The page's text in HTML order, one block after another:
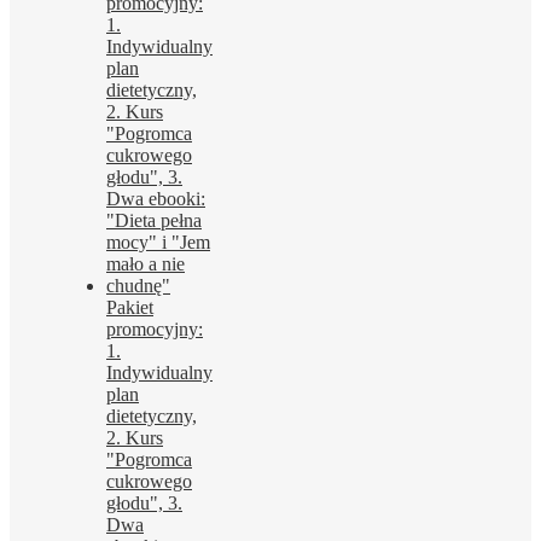
Pakiet
promocyjny:
1.
Indywidualny
plan
dietetyczny,
2. Kurs
"Pogromca
cukrowego
głodu", 3.
Dwa